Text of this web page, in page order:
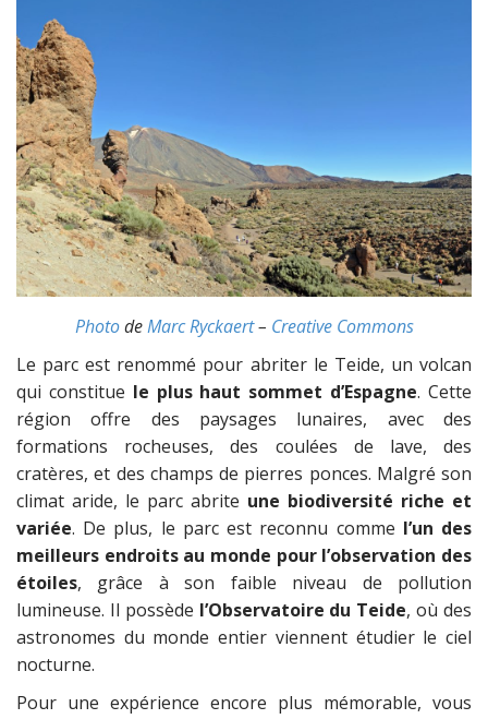
PhotodeMarc Ryckaert– Creative Commons
Le parc est renommé pour abriter le Teide, un volcan
qui constitue le plus haut sommet d’Espagne. Cette
région offre des paysages lunaires, avec des
formations rocheuses, des coulées de lave, des
cratères, et des champs de pierres ponces. Malgré son
climat aride, le parc abrite une biodiversité riche et
variée. De plus, le parc est reconnu comme l’un des
meilleurs endroits au monde pour l’observation des
étoiles, grâce à son faible niveau de pollution
lumineuse. Il possède l’Observatoire du Teide, où des
astronomes du monde entier viennent étudier le ciel
nocturne.
Pour une expérience encore plus mémorable, vous